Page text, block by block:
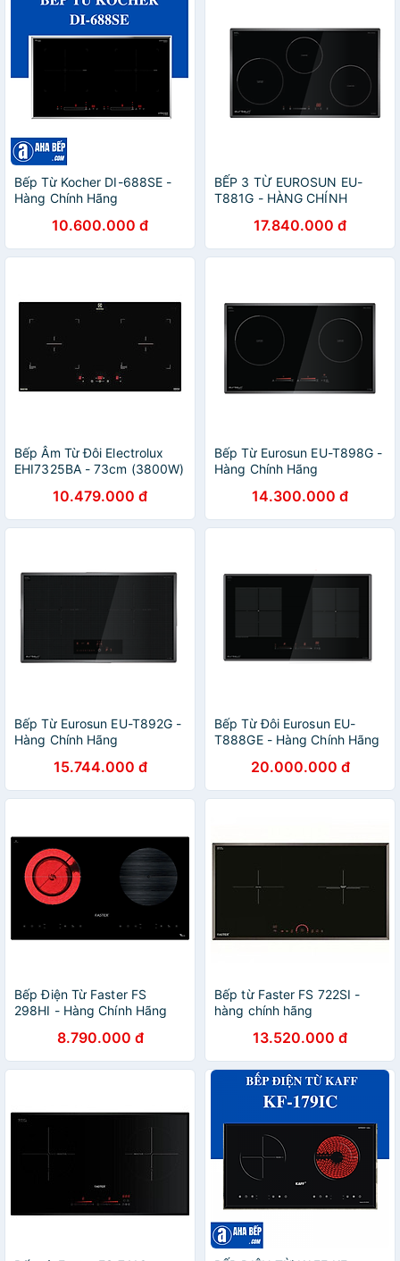
Bếp Từ Kocher DI-688SE -
Hàng Chính Hãng
10.600.000 đ
BẾP 3 TỪ EUROSUN EU-
T881G - HÀNG CHÍNH
17.840.000 đ
Bếp Âm Từ Đôi Electrolux
EHI7325BA - 73cm (3800W)
10.479.000 đ
Bếp Từ Eurosun EU-T898G -
Hàng Chính Hãng
14.300.000 đ
Bếp Từ Eurosun EU-T892G -
Hàng Chính Hãng
15.744.000 đ
Bếp Từ Đôi Eurosun EU-
T888GE - Hàng Chính Hãng
20.000.000 đ
Bếp Điện Từ Faster FS
298HI - Hàng Chính Hãng
8.790.000 đ
Bếp từ Faster FS 722SI -
hàng chính hãng
13.520.000 đ